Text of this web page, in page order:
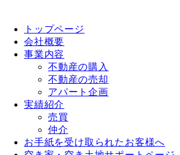
トップページ
会社概要
事業内容
不動産の購入
不動産の売却
アパート企画
実績紹介
売買
仲介
お手紙を受け取られたお客様へ